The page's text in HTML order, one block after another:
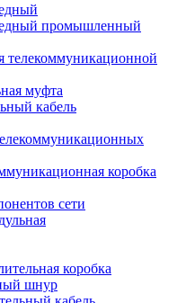
промышленный
телекоммуникационной
муфта
кабель
коробка
сети
коробка
шнур